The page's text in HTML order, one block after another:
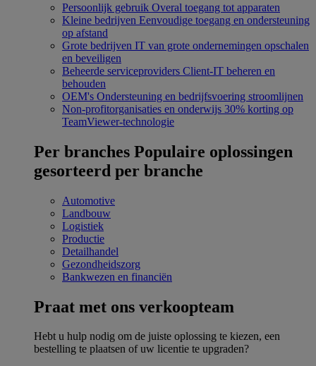
Persoonlijk gebruik Overal toegang tot apparaten
Kleine bedrijven Eenvoudige toegang en ondersteuning
op afstand
Grote bedrijven IT van grote ondernemingen opschalen
en beveiligen
Beheerde serviceproviders Client-IT beheren en
behouden
OEM's Ondersteuning en bedrijfsvoering stroomlijnen
Non-profitorganisaties en onderwijs 30% korting op
TeamViewer-technologie
Per branches Populaire oplossingen
gesorteerd per branche
Automotive
Landbouw
Logistiek
Productie
Detailhandel
Gezondheidszorg
Bankwezen en financiën
Praat met ons verkoopteam
Hebt u hulp nodig om de juiste oplossing te kiezen, een
bestelling te plaatsen of uw licentie te upgraden?